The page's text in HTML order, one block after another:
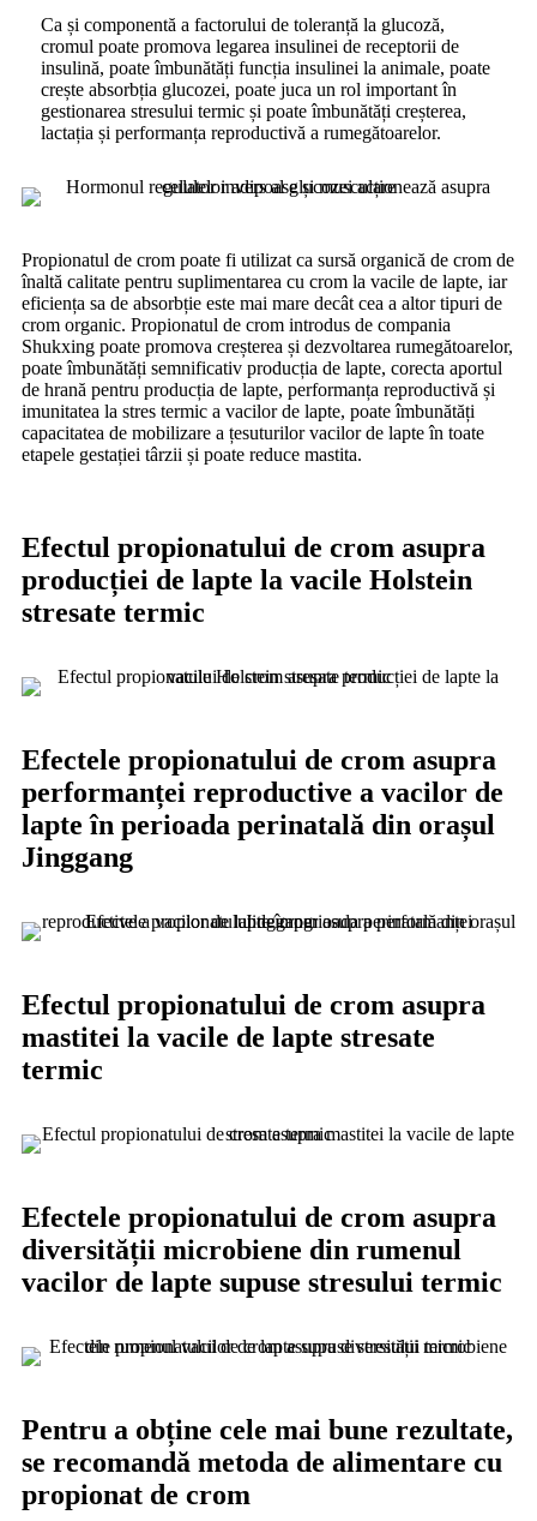
Ca și componentă a factorului de toleranță la glucoză,
cromul poate promova legarea insulinei de receptorii de
insulină, poate îmbunătăți funcția insulinei la animale, poate
crește absorbția glucozei, poate juca un rol important în
gestionarea stresului termic și poate îmbunătăți creșterea,
lactația și performanța reproductivă a rumegătoarelor.
Propionatul de crom poate fi utilizat ca sursă organică de crom de
înaltă calitate pentru suplimentarea cu crom la vacile de lapte, iar
eficiența sa de absorbție este mai mare decât cea a altor tipuri de
crom organic. Propionatul de crom introdus de compania
Shukxing poate promova creșterea și dezvoltarea rumegătoarelor,
poate îmbunătăți semnificativ producția de lapte, corecta aportul
de hrană pentru producția de lapte, performanța reproductivă și
imunitatea la stres termic a vacilor de lapte, poate îmbunătăți
capacitatea de mobilizare a țesuturilor vacilor de lapte în toate
etapele gestației târzii și poate reduce mastita.
Efectul propionatului de crom asupra
producției de lapte la vacile Holstein
stresate termic
Efectele propionatului de crom asupra
performanței reproductive a vacilor de
lapte în perioada perinatală din orașul
Jinggang
Efectul propionatului de crom asupra
mastitei la vacile de lapte stresate
termic
Efectele propionatului de crom asupra
diversității microbiene din rumenul
vacilor de lapte supuse stresului termic
Pentru a obține cele mai bune rezultate,
se recomandă metoda de alimentare cu
propionat de crom